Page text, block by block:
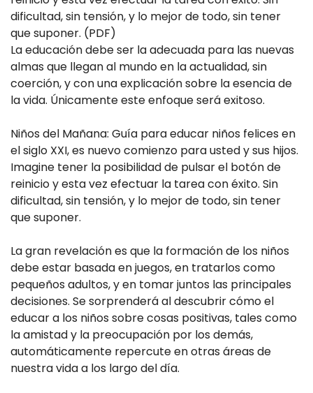
dificultad, sin tensión, y lo mejor de todo, sin tener
que suponer. (PDF)
La educación debe ser la adecuada para las nuevas
almas que llegan al mundo en la actualidad, sin
coerción, y con una explicación sobre la esencia de
la vida. Únicamente este enfoque será exitoso.
Niños del Mañana: Guía para educar niños felices en
el siglo XXI, es nuevo comienzo para usted y sus hijos.
Imagine tener la posibilidad de pulsar el botón de
reinicio y esta vez efectuar la tarea con éxito. Sin
dificultad, sin tensión, y lo mejor de todo, sin tener
que suponer.
La gran revelación es que la formación de los niños
debe estar basada en juegos, en tratarlos como
pequeños adultos, y en tomar juntos las principales
decisiones. Se sorprenderá al descubrir cómo el
educar a los niños sobre cosas positivas, tales como
la amistad y la preocupación por los demás,
automáticamente repercute en otras áreas de
nuestra vida a los largo del día.